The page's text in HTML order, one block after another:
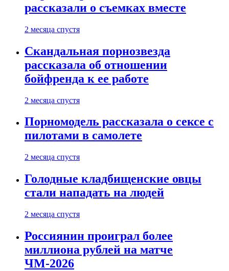
рассказали о съемках вместе
2 месяца спустя
Скандальная порнозвезда
рассказала об отношении
бойфренда к ее работе
2 месяца спустя
Порномодель рассказала о сексе с
пилотами в самолете
2 месяца спустя
Голодные кладбищенские овцы
стали нападать на людей
2 месяца спустя
Россиянин проиграл более
миллиона рублей на матче
ЧМ-2026